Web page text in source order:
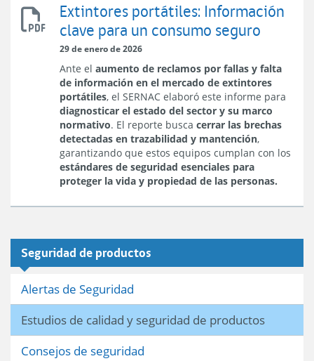
Extintores
portátiles:
Información
para
un
consumo
seguro
Extintores portátiles: Información
clave para un consumo seguro
29 de enero de 2026
Ante el aumento de reclamos por fallas y falta
de información en el mercado de extintores
portátiles, el SERNAC elaboró este informe para
diagnosticar el estado del sector y su marco
normativo. El reporte busca cerrar las brechas
detectadas en trazabilidad y mantención,
garantizando que estos equipos cumplan con los
estándares de seguridad esenciales para
proteger la vida y propiedad de las personas.
Seguridad de productos
Alertas de Seguridad
Estudios de calidad y seguridad de productos
Consejos de seguridad